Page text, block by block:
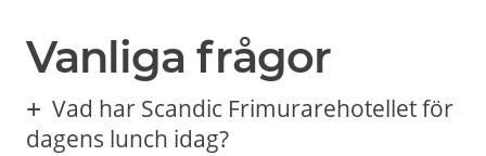
Vanliga frågor
Vad har Scandic Frimurarehotellet för
dagens lunch idag?